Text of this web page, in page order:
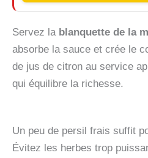
Servez la blanquette de la
absorbe la sauce et crée le
de jus de citron au service
qui équilibre la richesse.
Un peu de persil frais suffit
Évitez les herbes trop